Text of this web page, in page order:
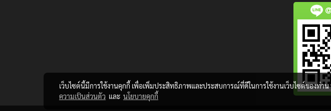
เว็บไซต์นี้มีการใช้งานคุกกี้ เพื่อเพิ่มประสิทธิภาพและประสบการณ์ที่ดีในการใช้งานเว็บไซต์ของท่า
ความเป็นส่วนตัว และ นโยบายคุกกี้